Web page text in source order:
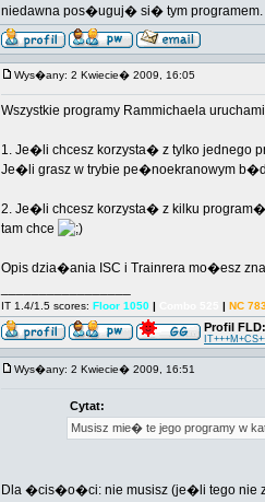
niedawna pos�uguj� si� tym
Wys�any: 2 Kwiecie� 2009, 16:05
Wszystkie programy Rammichaela
1. Je�li chcesz korzysta� z tylko jednego
Je�li grasz w trybie pe�noekranowym
2. Je�li chcesz korzysta� z kilku
tam chce
Opis dzia�ania ISC i Trainrera mo�esz
IT 1.4/1.5 scores: Floor 1050 | | NC
Profil FLD:
Wys�any: 2 Kwiecie� 2009, 16:51
Cytat:
Musisz mie� te jego programy w
Dla �cis�o�ci: nie musisz (je�li tego nie